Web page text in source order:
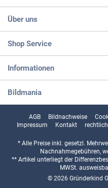
Über uns
Shop Service
Informationen
Bildmania
AGB Bildnachweise
Impressum
Kontakt
* Alle Preise inkl. gesetzl.
Nachnahmegebühren,
** Artikel unterliegt der
MWSt.
© 2026 Gründerkind